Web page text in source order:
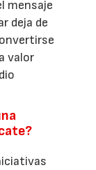
mensaje
deja de
valor